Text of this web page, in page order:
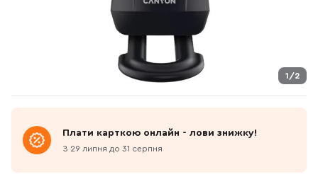
1/2
Плати карткою онлайн - лови знижку!
З 29 липня до 31 серпня